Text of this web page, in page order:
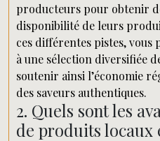
producteurs pour obtenir
disponibilité de leurs
ces différentes pistes,
à une sélection diversifiée
soutenir ainsi l’économie
des saveurs authentiques.
2. Quels sont les
de produits locaux